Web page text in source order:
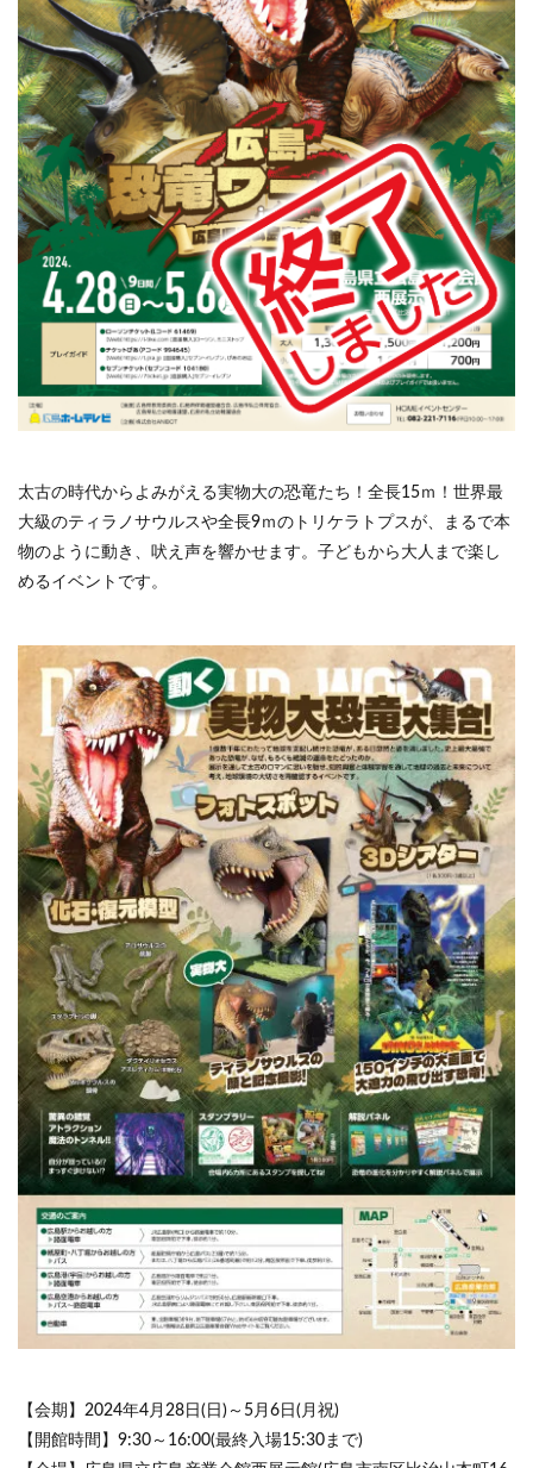
太古の時代からよみがえる実物大の恐竜たち！全長15ｍ！世界最
大級のティラノサウルスや全長9ｍのトリケラトプスが、まるで本
物のように動き、吠え声を響かせます。子どもから大人まで楽し
めるイベントです。
【会期】2024年4月28日(日)～5月6日(月祝)
【開館時間】9:30～16:00(最終入場15:30まで)